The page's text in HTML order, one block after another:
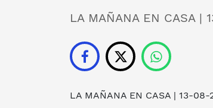
LA MAÑANA EN CASA |
LA MAÑANA EN CASA | 13-08-